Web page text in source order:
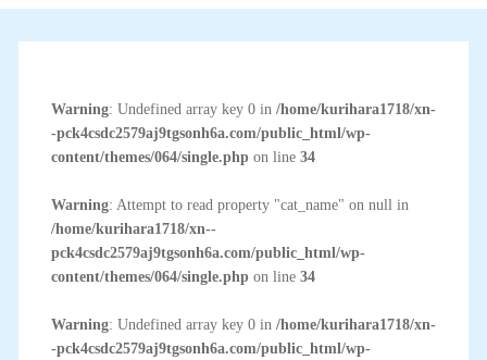
Warning: Undefined array key 0 in /home/kurihara1718/xn-
-pck4csdc2579aj9tgsonh6a.com/public_html/wp-
content/themes/064/single.phpon line 34
Warning: Attempt to read property "cat_name" on null in
/home/kurihara1718/xn--
pck4csdc2579aj9tgsonh6a.com/public_html/wp-
content/themes/064/single.phpon line 34
Warning: Undefined array key 0 in /home/kurihara1718/xn-
-pck4csdc2579aj9tgsonh6a.com/public_html/wp-